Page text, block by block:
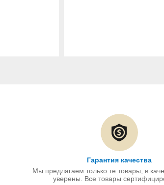
Гарантия качества
Мы предлагаем только те товары, в
уверены. Все товары